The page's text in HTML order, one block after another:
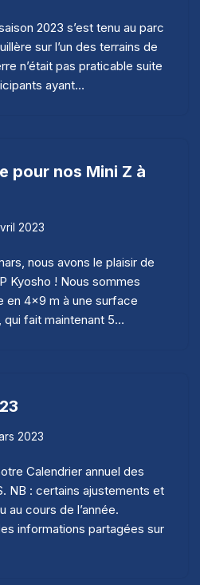
2023 s’est tenu au parc
sur l’un des terrains de
n’était pas praticable suite
ayant…
pour nos Mini Z à
2023
nous avons le plaisir de
Kyosho ! Nous sommes
en 4×9 m à une surface
fait maintenant 5…
2023
Calendrier annuel des
NB : certains ajustements et
au cours de l’année.
informations partagées sur